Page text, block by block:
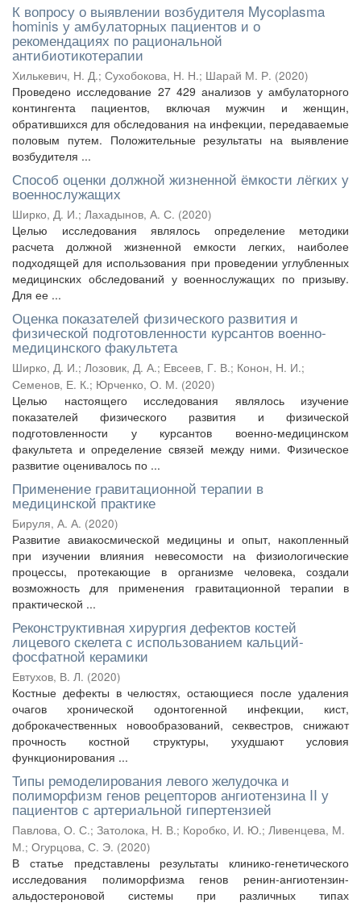
К вопросу о выявлении возбудителя Mycoplasma
hominis у амбулаторных пациентов и о
рекомендациях по рациональной
антибиотикотерапии
Хилькевич, Н. Д.; Сухобокова, Н. Н.; Шарай М. Р. (2020)
Проведено исследование 27 429 анализов у амбулаторного
контингента пациентов, включая мужчин и женщин,
обратившихся для обследования на инфекции, передаваемые
половым путем. Положительные результаты на выявление
возбудителя ...
Способ оценки должной жизненной ёмкости лёгких у
военнослужащих
Ширко, Д. И.; Лахадынов, А. С. (2020)
Целью исследования являлось определение методики
расчета должной жизненной емкости легких, наиболее
подходящей для использования при проведении углубленных
медицинских обследований у военнослужащих по призыву.
Для ее ...
Оценка показателей физического развития и
физической подготовленности курсантов военно-
медицинского факультета
Ширко, Д. И.; Лозовик, Д. А.; Евсеев, Г. В.; Конон, Н. И.;
Семенов, Е. К.; Юрченко, О. М. (2020)
Целью настоящего исследования являлось изучение
показателей физического развития и физической
подготовленности у курсантов военно-медицинском
факультета и определение связей между ними. Физическое
развитие оценивалось по ...
Применение гравитационной терапии в
медицинской практике
Бируля, А. А. (2020)
Развитие авиакосмической медицины и опыт, накопленный
при изучении влияния невесомости на физиологические
процессы, протекающие в организме человека, создали
возможность для применения гравитационной терапии в
практической ...
Реконструктивная хирургия дефектов костей
лицевого скелета с использованием кальций-
фосфатной керамики
Евтухов, В. Л. (2020)
Костные дефекты в челюстях, остающиеся после удаления
очагов хронической одонтогенной инфекции, кист,
доброкачественных новообразований, секвестров, снижают
прочность костной структуры, ухудшают условия
функционирования ...
Типы ремоделирования левого желудочка и
полиморфизм генов рецепторов ангиотензина II у
пациентов с артериальной гипертензией
Павлова, О. С.; Затолока, Н. В.; Коробко, И. Ю.; Ливенцева, М.
М.; Огурцова, С. Э. (2020)
В статье представлены результаты клинико-генетического
исследования полиморфизма генов ренин-ангиотензин-
альдостероновой системы при различных типах